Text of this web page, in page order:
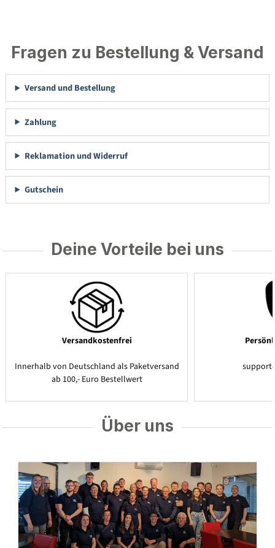
Fragen zu Bestellung & Versand
Versand und Bestellung
Zahlung
Reklamation und Widerruf
Gutschein
Deine Vorteile bei uns
Versandkostenfrei
Innerhalb von Deutschland als Paketversand
ab 100,- Euro Bestellwert
Über uns